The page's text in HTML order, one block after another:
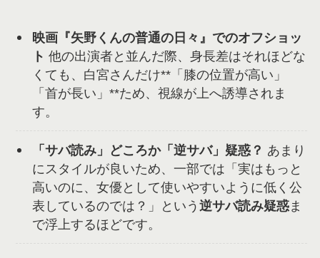
映画『矢野くんの普通の日々』でのオフショッ
ト 他の出演者と並んだ際、身長差はそれほどな
くても、白宮さんだけ**「膝の位置が高い」
「首が長い」**ため、視線が上へ誘導されま
す。
「サバ読み」どころか「逆サバ」疑惑？ あまり
にスタイルが良いため、一部では「実はもっと
高いのに、女優として使いやすいように低く公
表しているのでは？」という 逆サバ読み疑惑ま
で浮上するほどです。